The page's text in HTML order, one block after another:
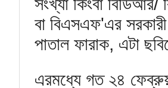
বা বিএসএফ'এর সরকারী
পাতাল ফারাক, এটা
এরমধ্যে গত ২৪